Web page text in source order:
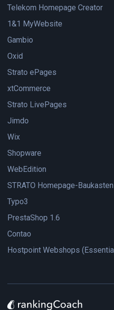
Telekom Homepage Creator
1&1 MyWebsite
Gambio
Oxid
Strato ePages
xtCommerce
Strato LivePages
Jimdo
Wix
Shopware
WebEdition
STRATO Homepage-Baukasten
Typo3
PrestaShop 1.6
Contao
Hostpoint Webshops